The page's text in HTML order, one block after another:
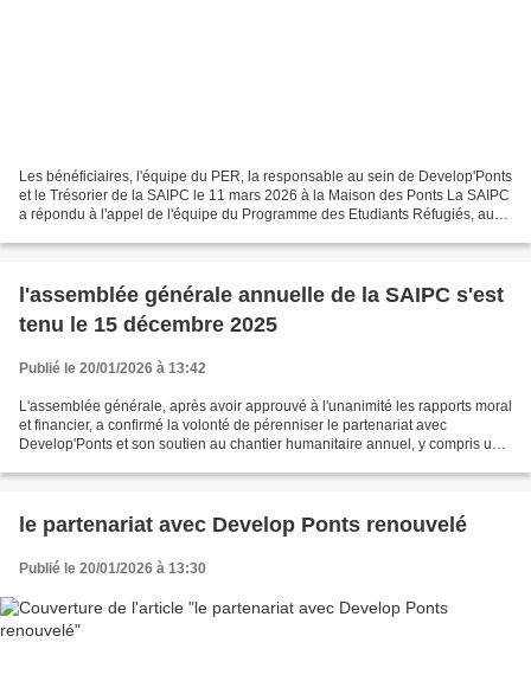
Les bénéficiaires, l'équipe du PER, la responsable au sein de Develop'Ponts
et le Trésorier de la SAIPC le 11 mars 2026 à la Maison des Ponts La SAIPC
a répondu à l'appel de l'équipe du Programme des Etudiants Réfugiés, au
l'assemblée générale annuelle de la SAIPC s'est
tenu le 15 décembre 2025
Publié le 20/01/2026 à 13:42
L'assemblée générale, après avoir approuvé à l'unanimité les rapports moral
et financier, a confirmé la volonté de pérenniser le partenariat avec
Develop'Ponts et son soutien au chantier humanitaire annuel, y compris un
le partenariat avec Develop Ponts renouvelé
Publié le 20/01/2026 à 13:30